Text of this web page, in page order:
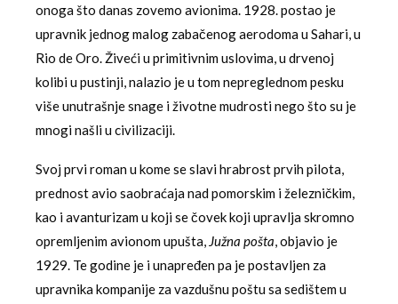
onoga što danas zovemo avionima. 1928. postao je
upravnik jednog malog zabačenog aerodoma u Sahari, u
Rio de Oro. Živeći u primitivnim uslovima, u drvenoj
kolibi u pustinji, nalazio je u tom nepreglednom pesku
više unutrašnje snage i životne mudrosti nego što su je
mnogi našli u civilizaciji.
Svoj prvi roman u kome se slavi hrabrost prvih pilota,
prednost avio saobraćaja nad pomorskim i železničkim,
kao i avanturizam u koji se čovek koji upravlja skromno
opremljenim avionom upušta, Južna pošta, objavio je
1929. Te godine je i unapređen pa je postavljen za
upravnika kompanije za vazdušnu poštu sa sedištem u